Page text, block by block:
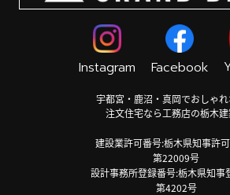
Instagram Facebook
宇都宮・鹿沼・真岡でおしゃ
注文住宅なら工務店の栃木
建設業許可番号:栃木県知事許
第22009号
設計事務所登録番号:栃木県知事
第4202号